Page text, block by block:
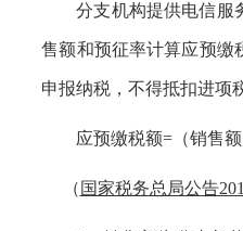
分支机构提供电信服
售额和预征率计算应预缴
申报纳税，不得抵扣进项
应预缴税额=（销售
（ 国家税务总局公告